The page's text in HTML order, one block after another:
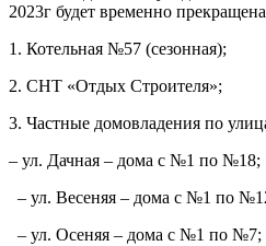
2023г будет временно
1. Котельная №57 (сезонная);
2. СНТ «Отдых Строителя»;
3. Частные домовладения по
– ул. Дачная – дома с №1 по №18;
– ул. Весеняя – дома с №1 по
– ул. Осеняя – дома с №1 по №7;